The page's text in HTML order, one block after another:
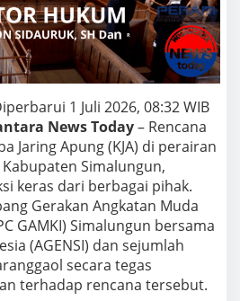
1 Juli 2026, 08:32 WIB
News Today– Rencana
Jaring Apung (KJA) di perairan
Simalungun,
keras dari berbagai pihak.
Gerakan Angkatan Muda
GAMKI) Simalungun bersama
(AGENSI) dan sejumlah
secara tegas
terhadap rencana tersebut.